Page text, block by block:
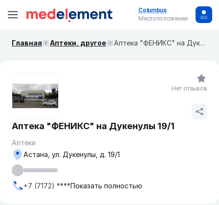
Columbus
Местоположение
Главная Аптеки, другое Аптека "ФЕНИКС" на Дукенулы 19/1
Аптека "ФЕНИКС" на Дукенулы 19/1
Аптеки
Астана, ул. Дукенулы, д. 19/1
+7 (7172) ****Показать полностью
Нет отзывов